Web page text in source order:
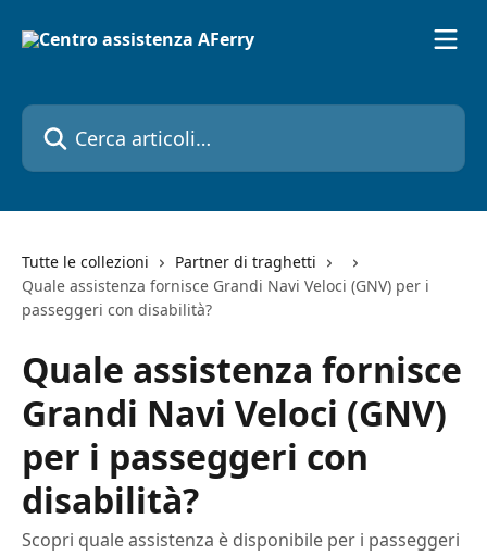
Cerca articoli…
Tutte le collezioni
Partner di traghetti
Quale assistenza fornisce Grandi Navi Veloci (GNV) per i
passeggeri con disabilità?
Quale assistenza fornisce
Grandi Navi Veloci (GNV)
per i passeggeri con
disabilità?
Scopri quale assistenza è disponibile per i passeggeri